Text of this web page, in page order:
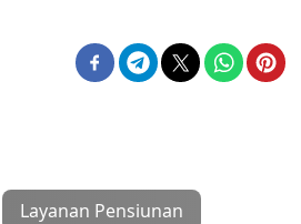
Layanan Pensiunan